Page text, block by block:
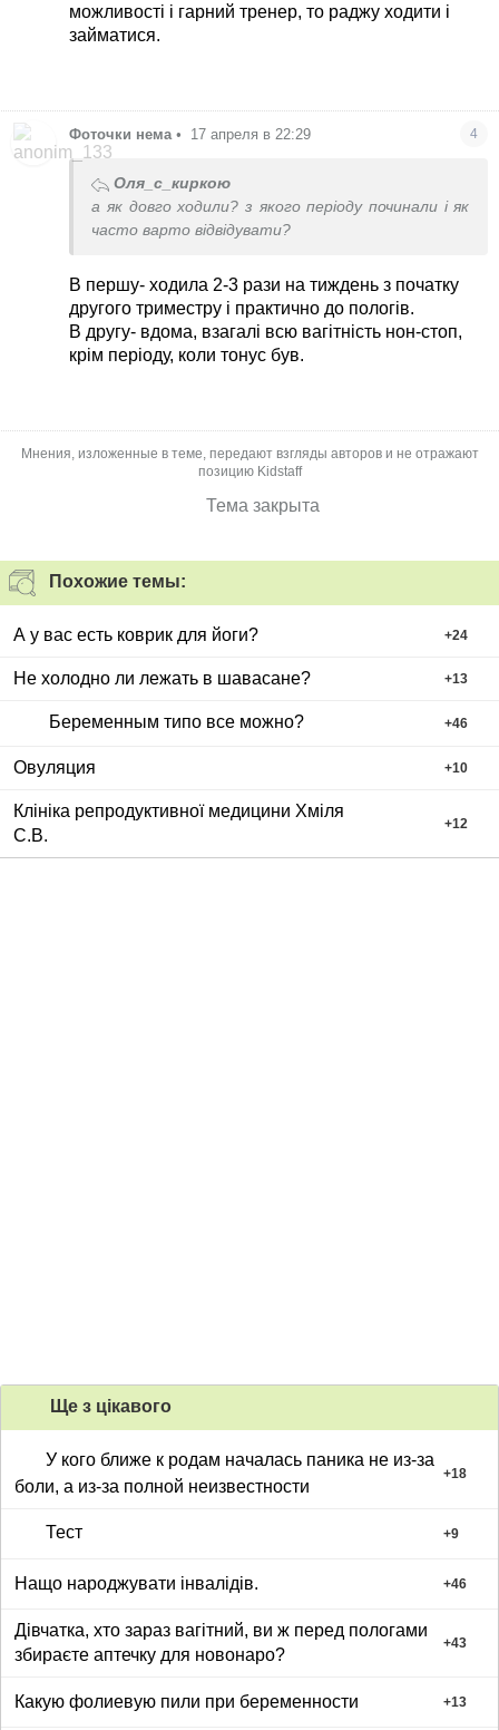
можливості і гарний тренер, то раджу ходити і
займатися.
Фоточки нема • 17 апреля в 22:29 4
Оля_с_киркою
а як довго ходили? з якого періоду починали і як
часто варто відвідувати?
В першу- ходила 2-3 рази на тиждень з початку
другого триместру і практично до пологів.
В другу- вдома, взагалі всю вагітність нон-стоп,
крім періоду, коли тонус був.
Мнения, изложенные в теме, передают взгляды авторов и не отражают
позицию Kidstaff
Тема закрыта
Похожие темы:
А у вас есть коврик для йоги? +24
Не холодно ли лежать в шавасане? +13
Беременным типо все можно? +46
Овуляция +10
Клініка репродуктивної медицини Хміля
С.В.
+12
Ще з цiкавого
У кого ближе к родам началась паника не из-за
боли, а из-за полной неизвестности
+18
Тест +9
Нащо народжувати інвалідів. +46
Дівчатка, хто зараз вагітний, ви ж перед пологами
збираєте аптечку для новонаро?
+43
Какую фолиевую пили при беременности +13